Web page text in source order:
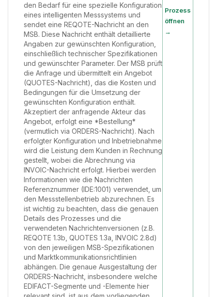
den Bedarf für eine spezielle Konfiguration
eines intelligenten Messsystems und
sendet eine REQOTE-Nachricht an den
MSB. Diese Nachricht enthält detaillierte
Angaben zur gewünschten Konfiguration,
einschließlich technischer Spezifikationen
und gewünschter Parameter. Der MSB prüft
die Anfrage und übermittelt ein Angebot
(QUOTES-Nachricht), das die Kosten und
Bedingungen für die Umsetzung der
gewünschten Konfiguration enthält.
Akzeptiert der anfragende Akteur das
Angebot, erfolgt eine *Bestellung*
(vermutlich via ORDERS-Nachricht). Nach
erfolgter Konfiguration und Inbetriebnahme
wird die Leistung dem Kunden in Rechnung
gestellt, wobei die Abrechnung via
INVOIC-Nachricht erfolgt. Hierbei werden
Informationen wie die Nachrichten
Referenznummer (IDE:1001) verwendet, um
den Messstellenbetrieb abzurechnen. Es
ist wichtig zu beachten, dass die genauen
Details des Prozesses und die
verwendeten Nachrichtenversionen (z.B.
REQOTE 1.3b, QUOTES 1.3a, INVOIC 2.8d)
von den jeweiligen MSB-Spezifikationen
und Marktkommunikationsrichtlinien
abhängen. Die genaue Ausgestaltung der
ORDERS-Nachricht, insbesondere welche
EDIFACT-Segmente und -Elemente hier
Prozess
öffnen
→